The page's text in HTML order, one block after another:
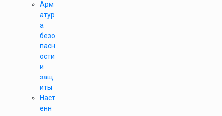
Арм
атур
а
безо
пасн
ости
и
защ
иты
Наст
енн